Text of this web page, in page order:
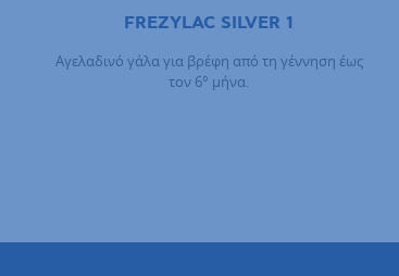
FREZYLAC SILVER 1
Αγελαδινό γάλα για βρέφη από τη γέννηση έως
τον 6° μήνα.